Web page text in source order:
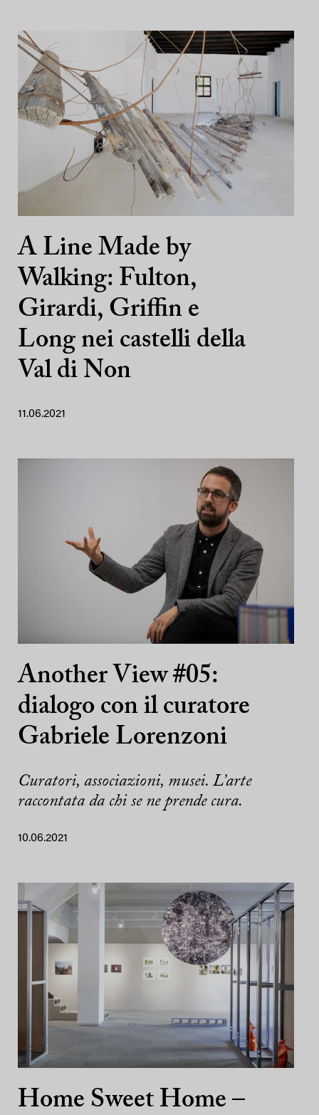
A Line Made by
Walking: Fulton,
Girardi, Griffin e
Long nei castelli della
Val di Non
11.06.2021
Another View #05:
dialogo con il curatore
Gabriele Lorenzoni
Curatori, associazioni, musei. L’arte
raccontata da chi se ne prende cura.
10.06.2021
Home Sweet Home –